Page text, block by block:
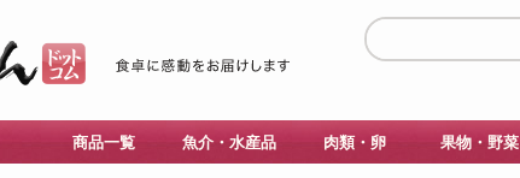
商品一覧 魚介・水産品 肉類・卵 果物・野菜